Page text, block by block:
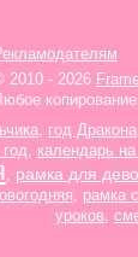
2010 - 2026
, год Дракона
, календарь
, рамка для
, рамка
уроков,